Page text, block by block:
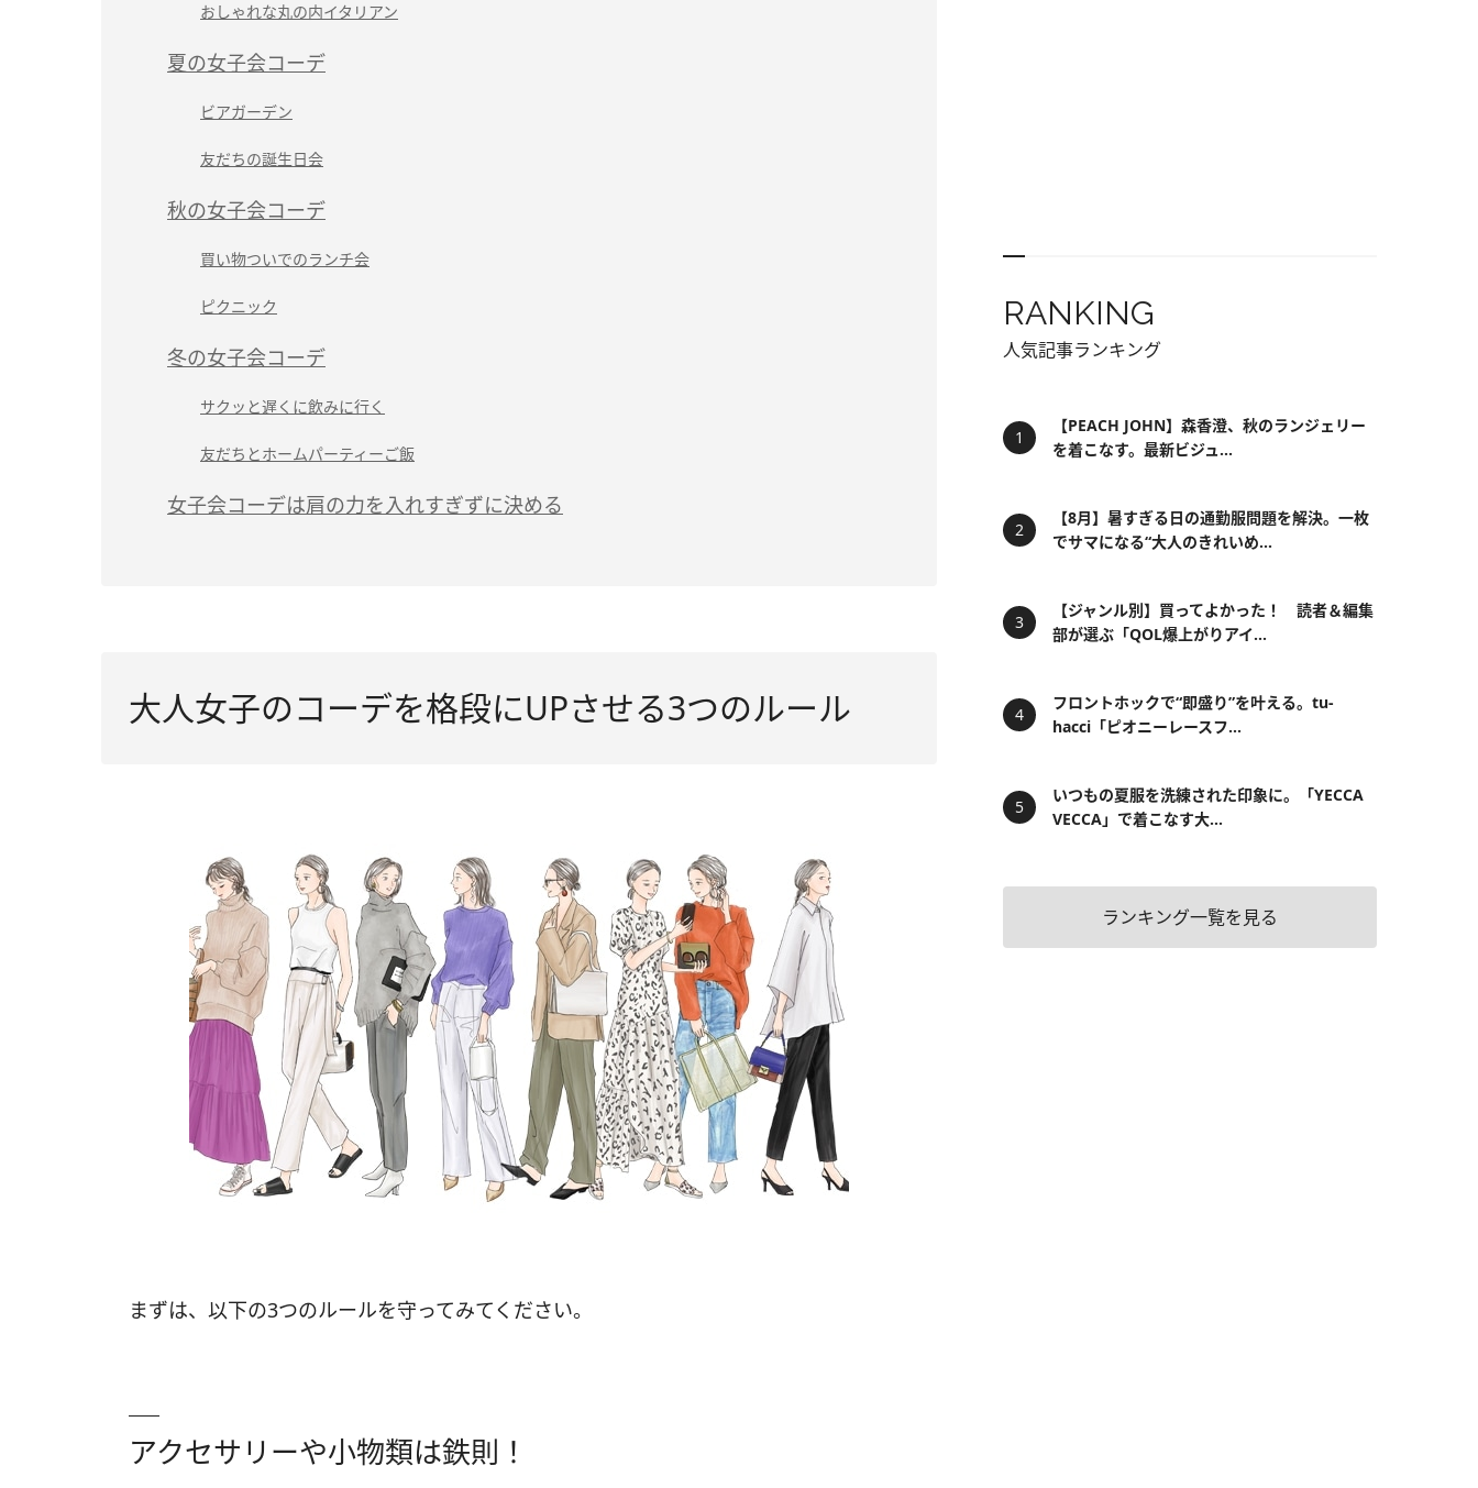
おしゃれな丸の内イタリアン
夏の女子会コーデ
ビアガーデン
友だちの誕生日会
秋の女子会コーデ
買い物ついでのランチ会
ピクニック
冬の女子会コーデ
サクッと遅くに飲みに行く
友だちとホームパーティーご飯
女子会コーデは肩の力を入れすぎずに決める
大人女子のコーデを格段にUPさせる3つのルール
まずは、以下の3つのルールを守ってみてください。
アクセサリーや小物類は鉄則！
RANKING
人気記事ランキング
【PEACH JOHN】森香澄、秋のランジェリー
を着こなす。最新ビジュ...
【8月】暑すぎる日の通勤服問題を解決。一枚
でサマになる“大人のきれいめ...
【ジャンル別】買ってよかった！ 読者＆編集
部が選ぶ「QOL爆上がりアイ...
フロントホックで“即盛り”を叶える。tu-
hacci「ピオニーレースフ...
いつもの夏服を洗練された印象に。「YECCA
VECCA」で着こなす大...
ランキング一覧を見る